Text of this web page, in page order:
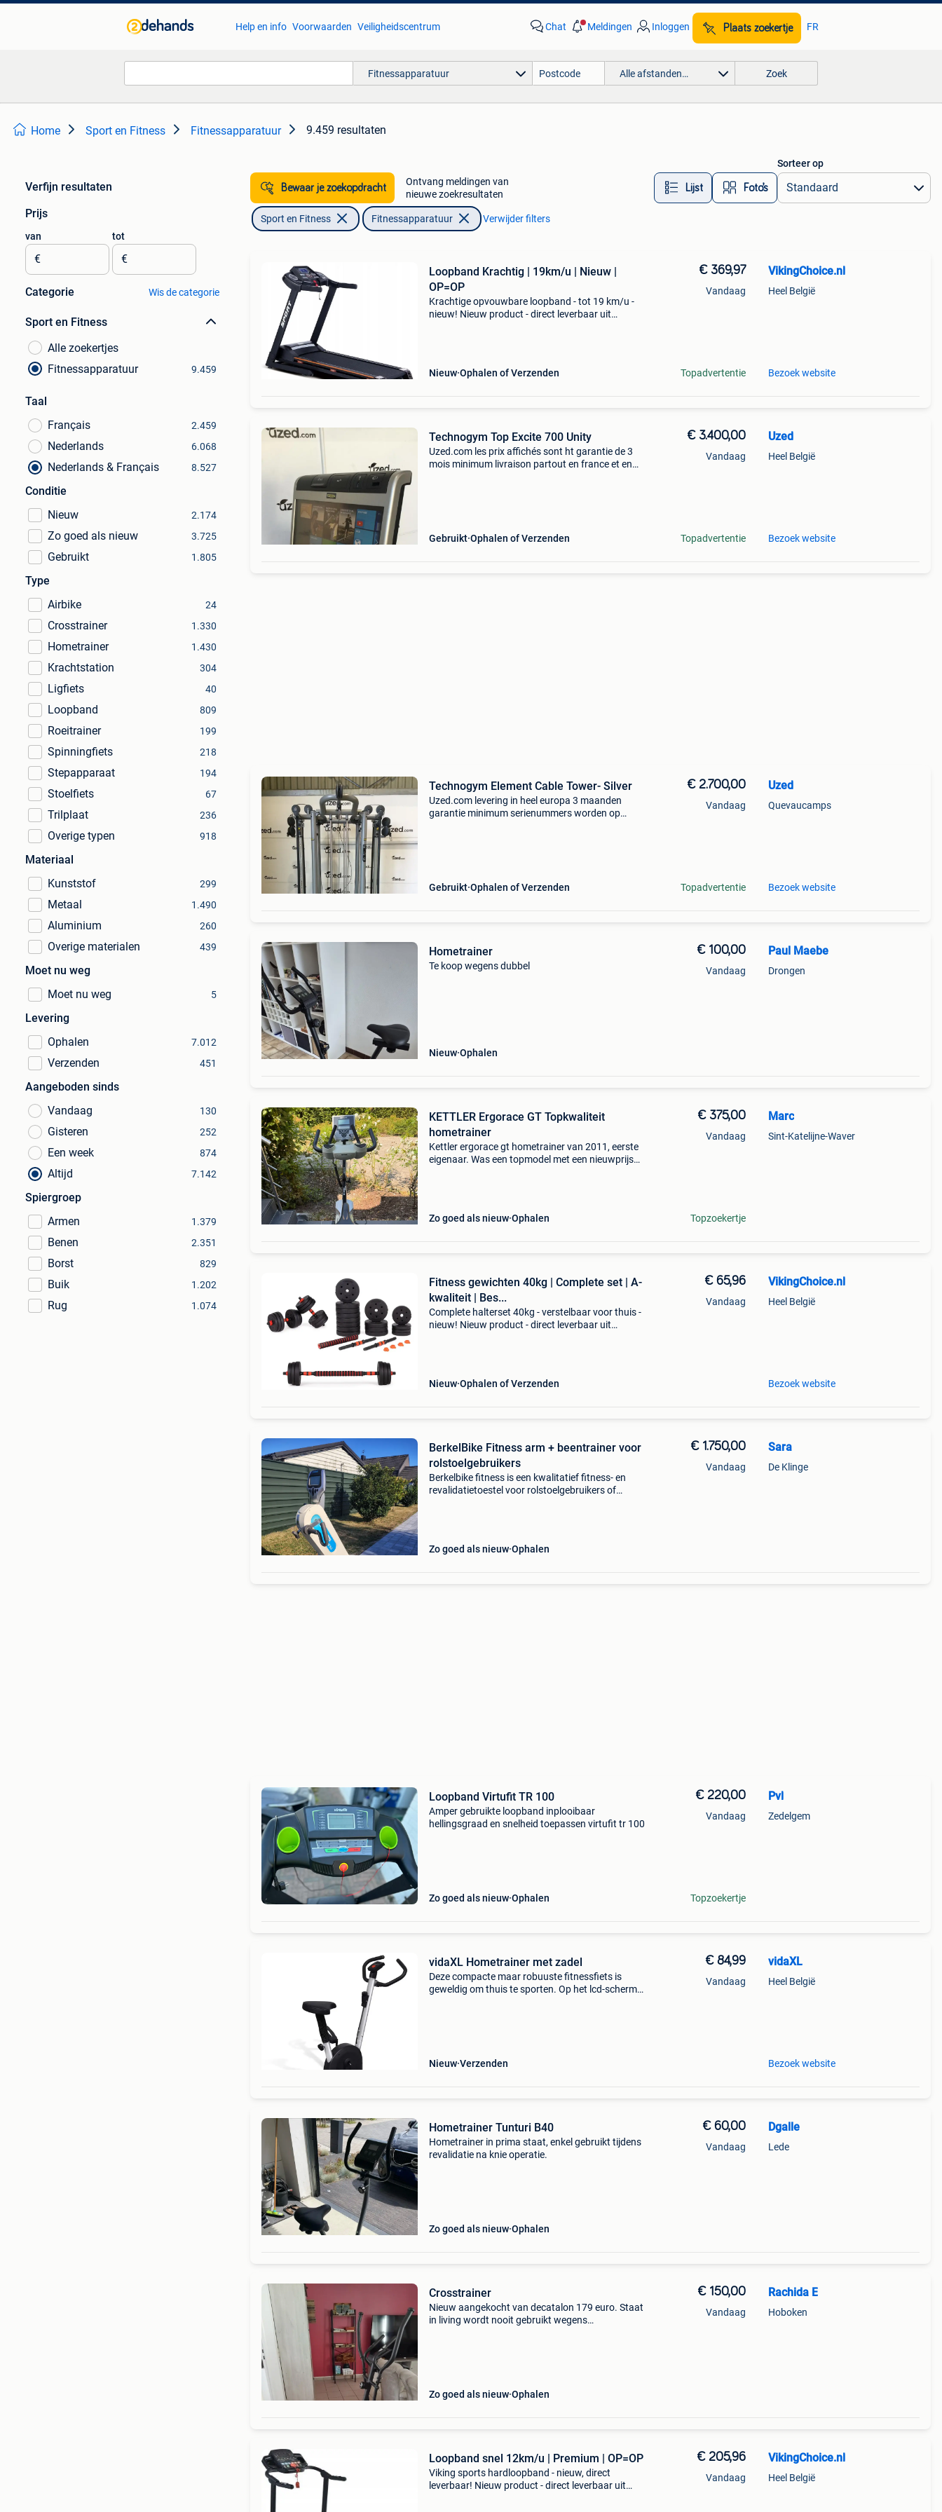
Help en info Voorwaarden Veiligheidscentrum Chat Meldingen Inloggen Plaats zoekertje FR
Fitnessapparatuur Alle afstanden… Zoek
Home Sport en Fitness Fitnessapparatuur 9.459 resultaten
Verfijn resultaten
Prijs
van
€
tot
€
Categorie Wis de categorie
Sport en Fitness
Alle zoekertjes
Fitnessapparatuur
9.459
Taal
Français
2.459
Nederlands 6.068
Nederlands & Français 8.527
Conditie
Nieuw
2.174
Zo goed als nieuw 3.725
Gebruikt 1.805
Type
Airbike
24
Crosstrainer 1.330
Hometrainer 1.430
Krachtstation 304
Ligfiets 40
Loopband 809
Roeitrainer 199
Spinningfiets 218
Stepapparaat 194
Stoelfiets 67
Trilplaat 236
Overige typen 918
Materiaal
Kunststof
299
Metaal 1.490
Aluminium 260
Overige materialen 439
Moet nu weg
Moet nu weg
5
Levering
Ophalen
7.012
Verzenden 451
Aangeboden sinds
Vandaag
130
Gisteren 252
Een week 874
Altijd 7.142
Spiergroep
Armen
1.379
Benen 2.351
Borst 829
Buik 1.202
Rug 1.074
Bewaar je zoekopdracht
Ontvang meldingen van
nieuwe zoekresultaten
Lijst Foto’s
Sorteer op
Sport en Fitness Fitnessapparatuur Verwijder filters
Loopband Krachtig | 19km/u | Nieuw |
OP=OP
Krachtige opvouwbare loopband - tot 19 km/u -
nieuw! Nieuw product - direct leverbaar uit
Nieuw Ophalen of Verzenden
€ 369,97
Vandaag
Topadvertentie
VikingChoice.nl
Heel België
Bezoek website
Technogym Top Excite 700 Unity
Uzed.com les prix affichés sont ht garantie de 3
mois minimum livraison partout en france et en
Gebruikt Ophalen of Verzenden
€ 3.400,00
Vandaag
Topadvertentie
Uzed
Heel België
Bezoek website
Technogym Element Cable Tower- Silver
Uzed.com levering in heel europa 3 maanden
garantie minimum serienummers worden op
Gebruikt Ophalen of Verzenden
€ 2.700,00
Vandaag
Topadvertentie
Uzed
Quevaucamps
Bezoek website
Hometrainer
Te koop wegens dubbel
Nieuw Ophalen
€ 100,00
Vandaag
Paul Maebe
Drongen
KETTLER Ergorace GT Topkwaliteit
hometrainer
Kettler ergorace gt hometrainer van 2011, eerste
eigenaar. Was een topmodel met een nieuwprijs
Zo goed als nieuw Ophalen
€ 375,00
Vandaag
Topzoekertje
Marc
Sint-Katelijne-Waver
Fitness gewichten 40kg | Complete set | A-
kwaliteit | Bes...
Complete halterset 40kg - verstelbaar voor thuis -
nieuw! Nieuw product - direct leverbaar uit
Nieuw Ophalen of Verzenden
€ 65,96
Vandaag
VikingChoice.nl
Heel België
Bezoek website
BerkelBike Fitness arm + beentrainer voor
rolstoelgebruikers
Berkelbike fitness is een kwalitatief fitness- en
revalidatietoestel voor rolstoelgebruikers of
Zo goed als nieuw Ophalen
€ 1.750,00
Vandaag
Sara
De Klinge
Loopband Virtufit TR 100
Amper gebruikte loopband inplooibaar
hellingsgraad en snelheid toepassen virtufit tr 100
Zo goed als nieuw Ophalen
€ 220,00
Vandaag
Topzoekertje
Pvl
Zedelgem
vidaXL Hometrainer met zadel
Deze compacte maar robuuste fitnessfiets is
geweldig om thuis te sporten. Op het lcd-scherm
Nieuw Verzenden
€ 84,99
Vandaag
vidaXL
Heel België
Bezoek website
Hometrainer Tunturi B40
Hometrainer in prima staat, enkel gebruikt tijdens
revalidatie na knie operatie.
Zo goed als nieuw Ophalen
€ 60,00
Vandaag
Dgalle
Lede
Crosstrainer
Nieuw aangekocht van decatalon 179 euro. Staat
in living wordt nooit gebruikt wegens
Zo goed als nieuw Ophalen
€ 150,00
Vandaag
Rachida E
Hoboken
Loopband snel 12km/u | Premium | OP=OP
Viking sports hardloopband - nieuw, direct
leverbaar! Nieuw product - direct leverbaar uit
€ 205,96
Vandaag
VikingChoice.nl
Heel België